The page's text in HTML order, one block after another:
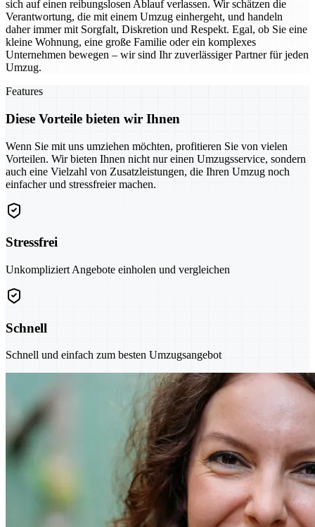
sich auf einen reibungslosen Ablauf verlassen. Wir schätzen die
Verantwortung, die mit einem Umzug einhergeht, und handeln
daher immer mit Sorgfalt, Diskretion und Respekt. Egal, ob Sie eine
kleine Wohnung, eine große Familie oder ein komplexes
Unternehmen bewegen – wir sind Ihr zuverlässiger Partner für jeden
Umzug.
Features
Diese Vorteile bieten wir Ihnen
Wenn Sie mit uns umziehen möchten, profitieren Sie von vielen
Vorteilen. Wir bieten Ihnen nicht nur einen Umzugsservice, sondern
auch eine Vielzahl von Zusatzleistungen, die Ihren Umzug noch
einfacher und stressfreier machen.
Stressfrei
Unkompliziert Angebote einholen und vergleichen
Schnell
Schnell und einfach zum besten Umzugsangebot